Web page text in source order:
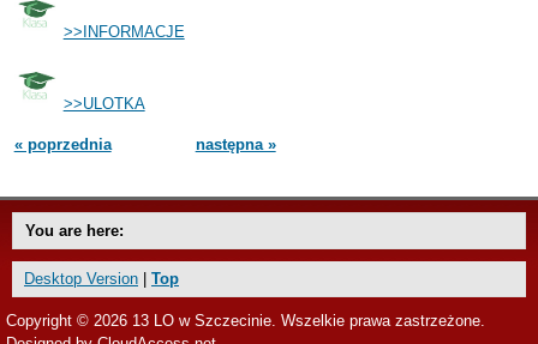
>>INFORMACJE
>>ULOTKA
« poprzednia następna »
You are here:
Desktop Version Top
Copyright © 2026 13 LO w Szczecinie. Wszelkie prawa zastrzeżone.